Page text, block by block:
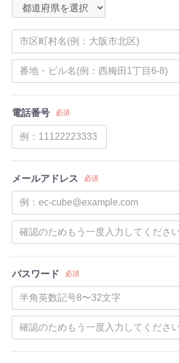
電話番号 必須
メールアドレス 必須
パスワード 必須